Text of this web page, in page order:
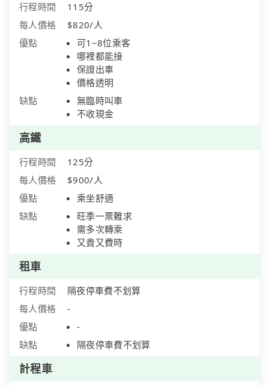
行程時間
115分
每人價格
$820/人
優點
可1~8位乘客
哪裡都能接
保證出車
價格透明
缺點
無臨時叫車
不收現金
高鐵
行程時間
125分
每人價格
$900/人
優點
乘坐舒適
缺點
旺季一票難求
需多次轉乘
又貴又費時
租車
行程時間
隔夜停車費不划算
每人價格
-
優點
-
缺點
隔夜停車費不划算
計程車